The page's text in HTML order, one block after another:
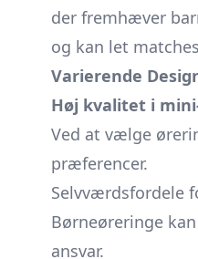
der fremhæver
og kan let
Varierende
Høj kvalitet i
Ved at vælge
præferencer.
Selvværdsfordele
Børneøreringe
ansvar.